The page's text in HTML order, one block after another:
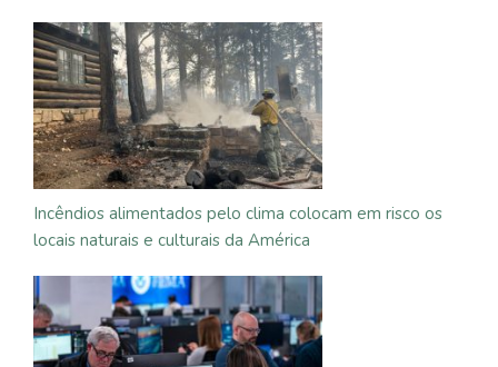
Incêndios alimentados pelo clima colocam em risco os
locais naturais e culturais da América